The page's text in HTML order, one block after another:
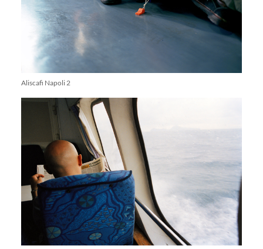
Aliscafi Napoli 2